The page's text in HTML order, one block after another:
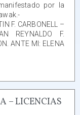
por la
F. CARBONELL –
REYNALDO F.
ANTE MI: ELENA
– LICENCIAS